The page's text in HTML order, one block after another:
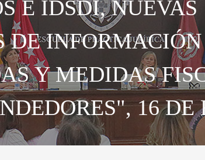
E IDSDI, NUEVAS
DE INFORMACIÓN
Y MEDIDAS
16 DE